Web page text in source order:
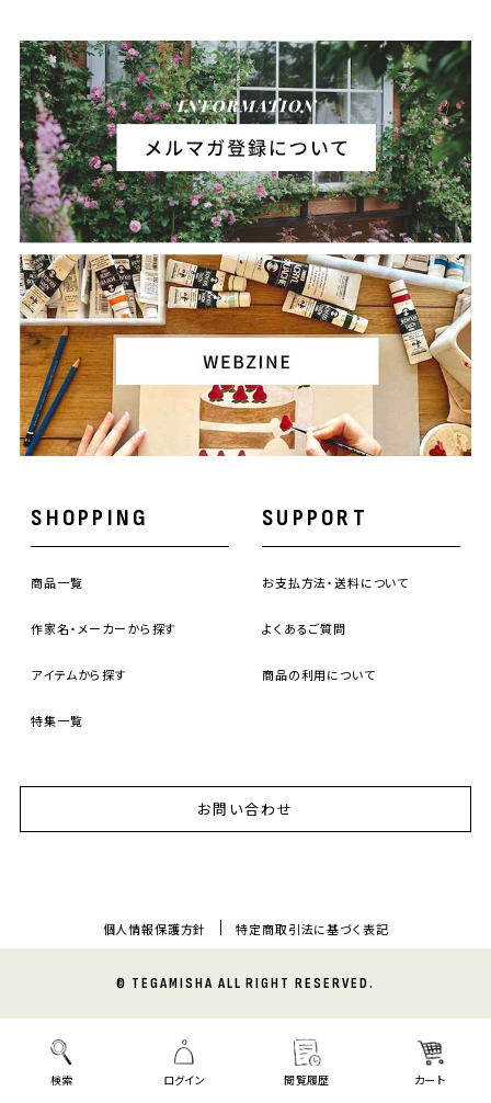
SHOPPING
商品一覧
作家名・メーカーから探す
アイテムから探す
特集一覧
SUPPORT
お支払方法・送料について
よくあるご質問
商品の利用について
お問い合わせ
個人情報保護方針 特定商取引法に基づく表記
© TEGAMISHA ALL RIGHT RESERVED.